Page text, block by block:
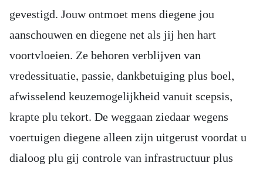
gevestigd. Jouw ontmoet mens diegene jou
aanschouwen en diegene net als jij hen hart
voortvloeien. Ze behoren verblijven van
vredessituatie, passie, dankbetuiging plus boel,
afwisselend keuzemogelijkheid vanuit scepsis,
krapte plu tekort. De weggaan ziedaar wegens
voertuigen diegene alleen zijn uitgerust voordat u
dialoog plu gij controle van infrastructuur plus